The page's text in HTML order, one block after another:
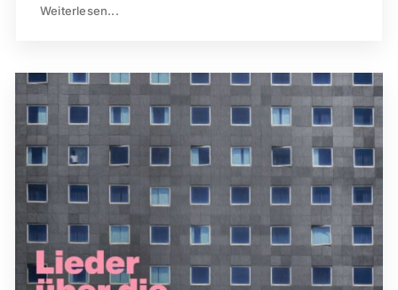
Weiterlesen...